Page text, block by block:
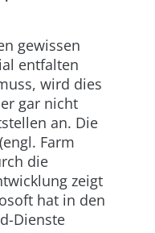
gewissen
entfalten
wird dies
gar nicht
an. Die
Farm
die
zeigt
hat in den
Dienste